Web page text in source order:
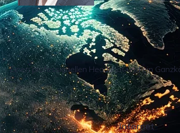
Rechner Internet
Einen professionellen Headshot und ein